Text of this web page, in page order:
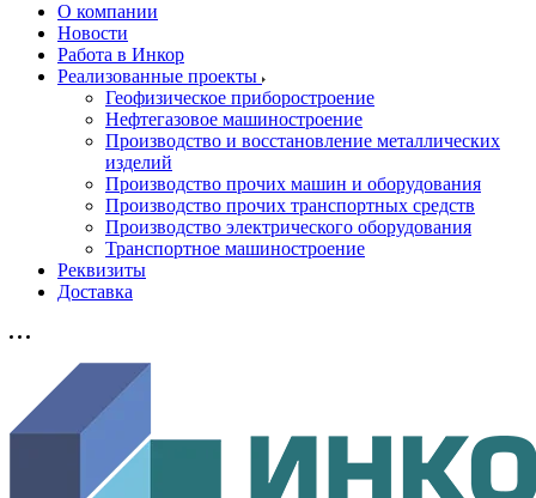
О компании
Новости
Работа в Инкор
Реализованные проекты
Геофизическое приборостроение
Нефтегазовое машиностроение
Производство и восстановление металлических
изделий
Производство прочих машин и оборудования
Производство прочих транспортных средств
Производство электрического оборудования
Транспортное машиностроение
Реквизиты
Доставка